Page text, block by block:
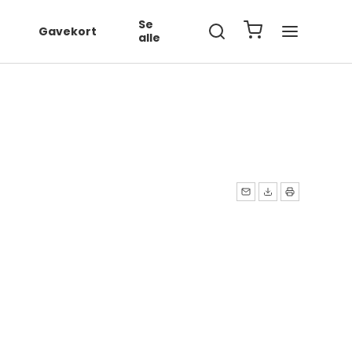
... });
Gavekort
Se
alle